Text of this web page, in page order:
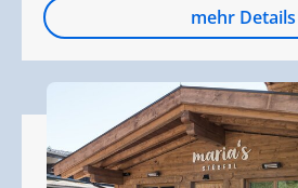
mehr Details